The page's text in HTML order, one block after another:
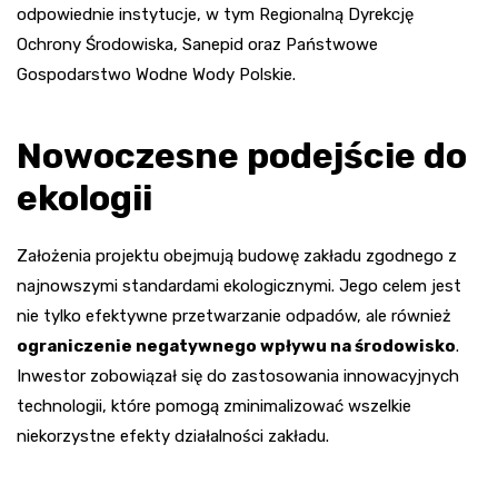
odpowiednie instytucje, w tym Regionalną Dyrekcję
Ochrony Środowiska, Sanepid oraz Państwowe
Gospodarstwo Wodne Wody Polskie.
Nowoczesne podejście do
ekologii
Założenia projektu obejmują budowę zakładu zgodnego z
najnowszymi standardami ekologicznymi. Jego celem jest
nie tylko efektywne przetwarzanie odpadów, ale również
ograniczenie negatywnego wpływu na środowisko.
Inwestor zobowiązał się do zastosowania innowacyjnych
technologii, które pomogą zminimalizować wszelkie
niekorzystne efekty działalności zakładu.